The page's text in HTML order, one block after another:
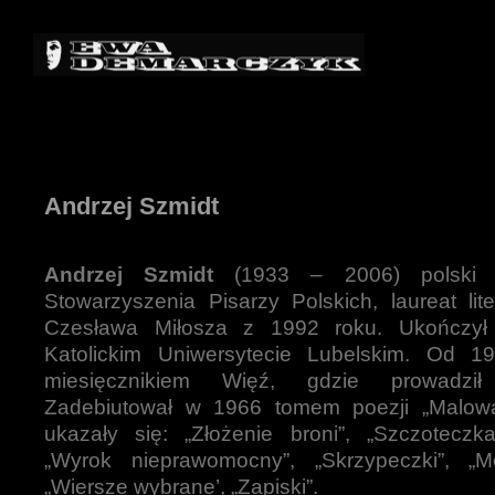
Andrzej Szmidt
Andrzej Szmidt (1933 – 2006) polski
Stowarzyszenia Pisarzy Polskich, laureat
Czesława Miłosza z 1992 roku.
Katolickim Uniwersytecie Lubelskim. Od
miesięcznikiem Więź, gdzie
Zadebiutował w 1966 tomem poezji
ukazały się: „Złożenie broni”,
„Wyrok nieprawomocny”, „Skrzypeczki”,
„Wiersze wybrane’, „Zapiski”.